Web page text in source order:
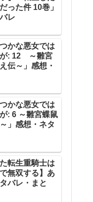
った件 10巻」
レ
かな悪女では
が: 12 ～雛宮
伝～」感想・
かな悪女では
: 6 ～雛宮蝶鼠
」感想・ネタ
転生重騎士は
無双する】あ
バレ・まと